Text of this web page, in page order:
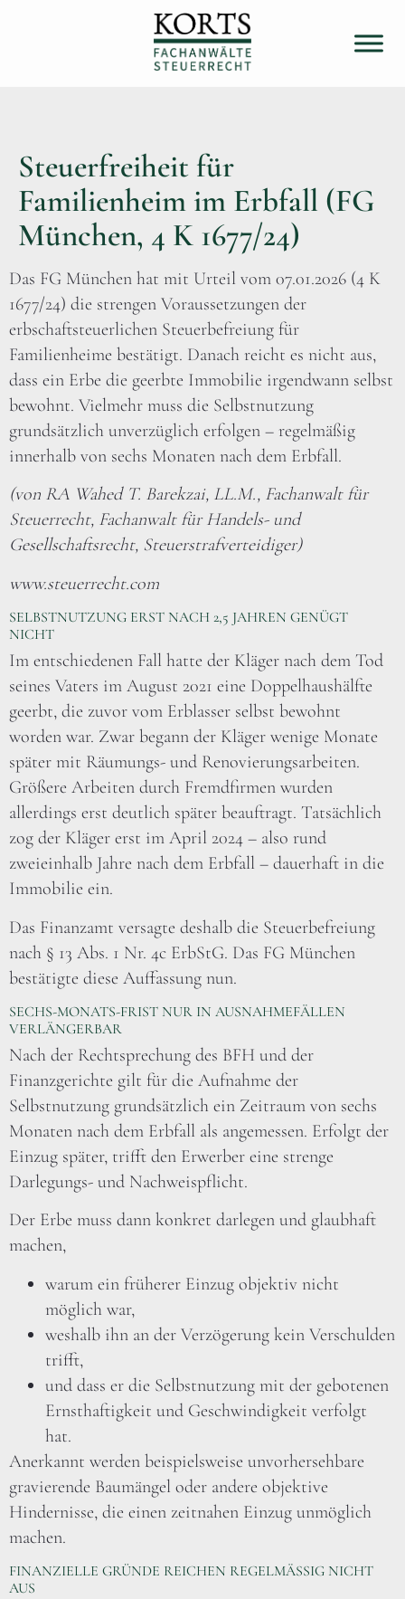
Steuerfreiheit für
Familienheim im Erbfall (FG
München, 4 K 1677/24)
Das FG München hat mit Urteil vom 07.01.2026 (4 K
1677/24) die strengen Voraussetzungen der
erbschaftsteuerlichen Steuerbefreiung für
Familienheime bestätigt. Danach reicht es nicht aus,
dass ein Erbe die geerbte Immobilie irgendwann selbst
bewohnt. Vielmehr muss die Selbstnutzung
grundsätzlich unverzüglich erfolgen – regelmäßig
innerhalb von sechs Monaten nach dem Erbfall.
(von RA Wahed T. Barekzai, LL.M., Fachanwalt für
Steuerrecht, Fachanwalt für Handels- und
Gesellschaftsrecht, Steuerstrafverteidiger)
www.steuerrecht.com
SELBSTNUTZUNG ERST NACH 2,5 JAHREN GENÜGT
NICHT
Im entschiedenen Fall hatte der Kläger nach dem Tod
seines Vaters im August 2021 eine Doppelhaushälfte
geerbt, die zuvor vom Erblasser selbst bewohnt
worden war. Zwar begann der Kläger wenige Monate
später mit Räumungs- und Renovierungsarbeiten.
Größere Arbeiten durch Fremdfirmen wurden
allerdings erst deutlich später beauftragt. Tatsächlich
zog der Kläger erst im April 2024 – also rund
zweieinhalb Jahre nach dem Erbfall – dauerhaft in die
Immobilie ein.
Das Finanzamt versagte deshalb die Steuerbefreiung
nach § 13 Abs. 1 Nr. 4c ErbStG. Das FG München
bestätigte diese Auffassung nun.
SECHS-MONATS-FRIST NUR IN AUSNAHMEFÄLLEN
VERLÄNGERBAR
Nach der Rechtsprechung des BFH und der
Finanzgerichte gilt für die Aufnahme der
Selbstnutzung grundsätzlich ein Zeitraum von sechs
Monaten nach dem Erbfall als angemessen. Erfolgt der
Einzug später, trifft den Erwerber eine strenge
Darlegungs- und Nachweispflicht.
Der Erbe muss dann konkret darlegen und glaubhaft
machen,
warum ein früherer Einzug objektiv nicht
möglich war,
weshalb ihn an der Verzögerung kein Verschulden
trifft,
und dass er die Selbstnutzung mit der gebotenen
Ernsthaftigkeit und Geschwindigkeit verfolgt
hat.
Anerkannt werden beispielsweise unvorhersehbare
gravierende Baumängel oder andere objektive
Hindernisse, die einen zeitnahen Einzug unmöglich
machen.
FINANZIELLE GRÜNDE REICHEN REGELMÄSSIG NICHT A
US